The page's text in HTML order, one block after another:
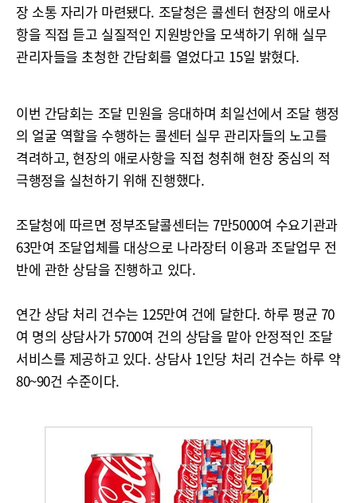
장 소통 자리가 마련됐다. 조달청은 콜센터 현장의 애로사
항을 직접 듣고 실질적인 지원방안을 모색하기 위해 실무
관리자들을 초청한 간담회를 열었다고 15일 밝혔다.
이번 간담회는 조달 민원을 응대하며 최일선에서 조달 행정
의 얼굴 역할을 수행하는 콜센터 실무 관리자들의 노고를
격려하고, 현장의 애로사항을 직접 청취해 현장 중심의 적
극행정을 실천하기 위해 진행했다.
조달청에 따르면 정부조달콜센터는 7만5000여 수요기관과
63만여 조달업체를 대상으로 나라장터 이용과 조달업무 전
반에 관한 상담을 진행하고 있다.
연간 상담 처리 건수는 125만여 건에 달한다. 하루 평균 70
여 명의 상담사가 5700여 건의 상담을 맡아 안정적인 조달
서비스를 제공하고 있다. 상담사 1인당 처리 건수는 하루 약
80~90건 수준이다.